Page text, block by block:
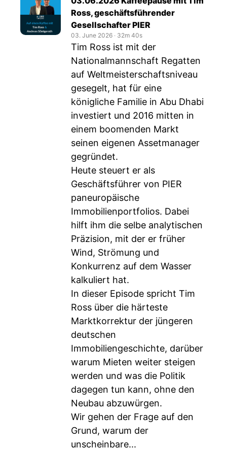
Ross, geschäftsführender
Gesellschafter PIER
03. June 2026 ‧ 32m 40s
Tim Ross ist mit der
Nationalmannschaft Regatten
auf Weltmeisterschaftsniveau
gesegelt, hat für eine
königliche Familie in Abu Dhabi
investiert und 2016 mitten in
einem boomenden Markt
seinen eigenen Assetmanager
gegründet.
Heute steuert er als
Geschäftsführer von PIER
paneuropäische
Immobilienportfolios. Dabei
hilft ihm die selbe analytischen
Präzision, mit der er früher
Wind, Strömung und
Konkurrenz auf dem Wasser
kalkuliert hat.
In dieser Episode spricht Tim
Ross über die härteste
Marktkorrektur der jüngeren
deutschen
Immobiliengeschichte, darüber
warum Mieten weiter steigen
werden und was die Politik
dagegen tun kann, ohne den
Neubau abzuwürgen.
Wir gehen der Frage auf den
Grund, warum der
unscheinbare...